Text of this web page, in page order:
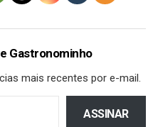
Gastronominho
mais recentes por e-mail.
ASSINAR